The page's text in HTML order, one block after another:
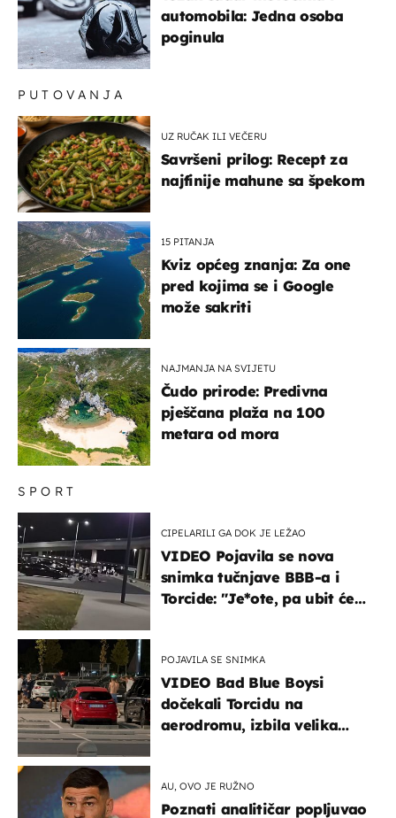
automobila: Jedna osoba
poginula
SPORT
CIPELARILI GA DOK JE LEŽAO
VIDEO Pojavila se nova
snimka tučnjave BBB-a i
Torcide: "Je*ote, pa ubit će
POJAVILA SE SNIMKA
VIDEO Bad Blue Boysi
dočekali Torcidu na
aerodromu, izbila velika
AU, OVO JE RUŽNO
Poznati analitičar popljuvao
PUTOVANJA
UZ RUČAK ILI VEČERU
Savršeni prilog: Recept za
najfinije mahune sa špekom
15 PITANJA
Kviz općeg znanja: Za one
pred kojima se i Google
može sakriti
NAJMANJA NA SVIJETU
Čudo prirode: Predivna
pješčana plaža na 100
metara od mora